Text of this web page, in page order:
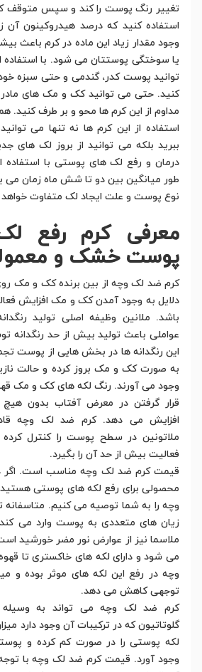
تغییر رنگ پوست را کند و سپس متوقف
استفاده کنید که درصد هیدروکینون آن
وجود مقدار زیاد این ماده در کرم باعث
یا سوختگی پوستتان می شود. با استفاده
توانید پوست کدر، گندمی و حتی سبزه
کنید. حتی می توانید کک و مک های
مداوم از این کرم ها محو و بر طرف کنید.
استفاده از این کرم ها نه تنها می
ببرید بلکه می توانید از بروز لک های
درمان و رفع لک های پوستی با
طور میانگین بین دو تا شش ماه زمان می
نوع پوست و علت ایجاد لک متفاوت خواهد
معرفی کرم رفع
پوست خشک و
کرم ضد لک وچه از بین برنده کک و مک
دلایل به وجود آمدن کک و مک افزایش
باشد. ملانین وظیفه اصلی تولید
عواملی باعث تولید بیش از حد رنگدانه
این رنگدانه ها در بخش هایی از پوست
به صورت کک و مک بروز کرده و حالت
وجود می آورند. رنگ لکه های کک و مک
قرار گرفتن در معرض آفتاب بدون هیچ
افزایش می دهد. کرم ضد لک وچه
ملاتونین در سطح پوست را کنترل
فعالیت بیش از حد آن را بگیرد.
قیمت کرم ضد لک وچه مناسب است.
محصولی برای رفع لکه های پوستی
وچه را به شما توصیه می کنیم.
زیان های متعددی به پوست وارد می
ملاسما نیز از عوارض نور مضر خورشید
می شود و دارای لکه های خاکستری تا
وچه در رفع این لکه های موثر بوده و
توجهی کاهش می دهد.
کرم ضد لک وچه می تواند به وسیله
گلوتاتیون که در ترکیبات آن وجود دارد
لکه پوستی را در صورت کم کرده و
وجود آورد. قیمت کرم ضد لک وچه با